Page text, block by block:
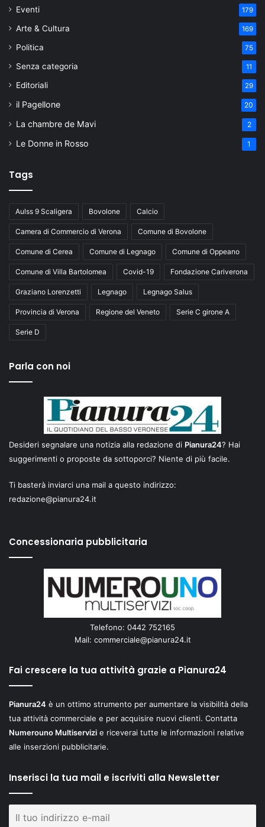
Eventi 179
Arte & Cultura 169
Politica 75
Senza categoria 11
Editoriali 29
il Pagellone 20
La chambre de Mavi 2
Le Donne in Rosso 1
Tags
Aulss 9 Scaligera Bovolone Calcio
Camera di Commercio di Verona Comune di Bovolone
Comune di Cerea Comune di Legnago Comune di Oppeano
Comune di Villa Bartolomea Covid-19 Fondazione Cariverona
Graziano Lorenzetti Legnago Legnago Salus
Provincia di Verona Regione del Veneto Serie C girone A
Serie D
Parla con noi
Desideri segnalare una notizia alla redazione di Pianura24? Hai
suggerimenti o proposte da sottoporci? Niente di più facile.
Ti basterà inviarci una mail a questo indirizzo:
redazione@pianura24.it
Concessionaria pubblicitaria
Telefono: 0442 752165
Mail: commerciale@pianura24.it
Fai crescere la tua attività grazie a Pianura24
Pianura24 è un ottimo strumento per aumentare la visibilità della
tua attività commerciale e per acquisire nuovi clienti. Contatta
Numerouno Multiservizi e riceverai tutte le informazioni relative
alle inserzioni pubblicitarie.
Inserisci la tua mail e iscriviti alla Newsletter